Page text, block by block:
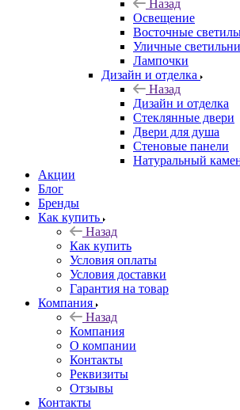
Назад
Освещение
Восточные
Уличные
Лампочки
Дизайн и отделка
Назад
Дизайн и отделка
Стеклянные двери
Двери для душа
Стеновые панели
Натуральный
Акции
Блог
Бренды
Как купить
Назад
Как купить
Условия оплаты
Условия доставки
Гарантия на товар
Компания
Назад
Компания
О компании
Контакты
Реквизиты
Отзывы
Контакты